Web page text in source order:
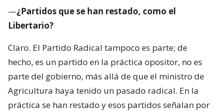
—¿Partidos que se han restado, como el
Libertario?
Claro. El Partido Radical tampoco es parte; de
hecho, es un partido en la práctica opositor, no es
parte del gobierno, más allá de que el ministro de
Agricultura haya tenido un pasado radical. En la
práctica se han restado y esos partidos señalan por